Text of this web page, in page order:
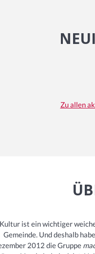
Zu allen
ist ein wichtiger
Gemeinde. Und deshalb
2012 die Gruppe